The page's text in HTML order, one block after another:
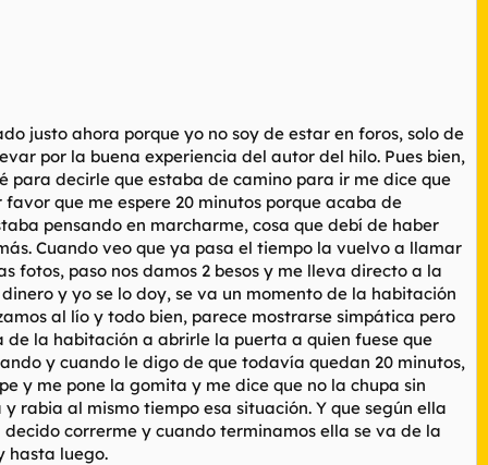
justo ahora porque yo no soy de estar en foros, solo de
por la buena experiencia del autor del hilo. Pues bien,
decirle que estaba de camino para ir me dice que
que me espere 20 minutos porque acaba de
pensando en marcharme, cosa que debí de haber
Cuando veo que ya pasa el tiempo la vuelvo a llamar
fotos, paso nos damos 2 besos y me lleva directo a la
y yo se lo doy, se va un momento de la habitación
al lío y todo bien, parece mostrarse simpática pero
la habitación a abrirle la puerta a quien fuese que
y cuando le digo de que todavía quedan 20 minutos,
y me pone la gomita y me dice que no la chupa sin
rabia al mismo tiempo esa situación. Y que según ella
correrme y cuando terminamos ella se va de la
hasta luego.